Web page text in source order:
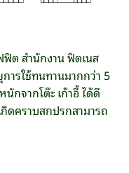
ต สำนักงาน ฟิตเนส
ารใช้ทนทานมากกว่า 5
กจากโต๊ะ เก้าอี้ ได้ดี
ดคราบสกปรกสามารถ